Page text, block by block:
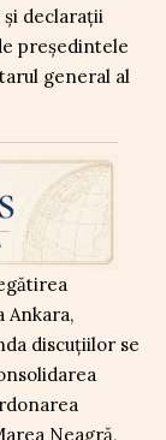
și declarații
președintele
general al
Ankara,
discuțiilor se
Neagră,